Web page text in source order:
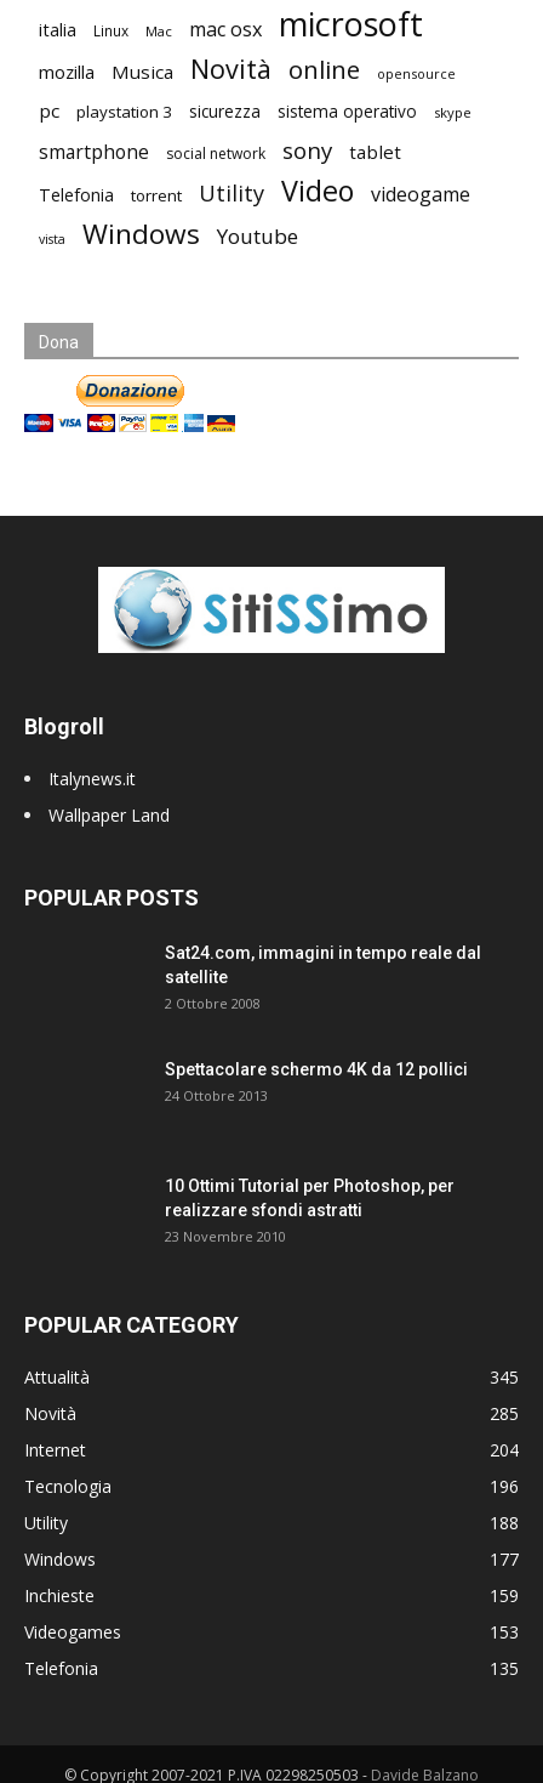
italia Linux Mac mac osx microsoft
mozilla Musica Novità online opensource
pc playstation 3 sicurezza sistema operativo skype
smartphone social network sony tablet
Telefonia torrent Utility Video videogame
vista Windows Youtube
Dona
Blogroll
Italynews.it
Wallpaper Land
POPULAR POSTS
Sat24.com, immagini in tempo reale dal
satellite
2 Ottobre 2008
Spettacolare schermo 4K da 12 pollici
24 Ottobre 2013
10 Ottimi Tutorial per Photoshop, per
realizzare sfondi astratti
23 Novembre 2010
POPULAR CATEGORY
Attualità
345
Novità
285
Internet
204
Tecnologia
196
Utility
188
Windows
177
Inchieste
159
Videogames
153
Telefonia
135
© Copyright 2007-2021 P.IVA 02298250503 - Davide Balzano